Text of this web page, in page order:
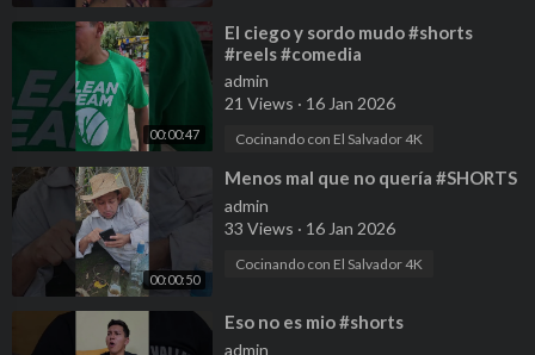
00:00:47
⁣El ciego y sordo mudo #shorts
#reels #comedia
admin
21 Views · 16 Jan 2026
Cocinando con El Salvador 4K
00:00:50
⁣Menos mal que no quería #SHORTS
admin
33 Views · 16 Jan 2026
Cocinando con El Salvador 4K
⁣Eso no es mio #shorts
admin